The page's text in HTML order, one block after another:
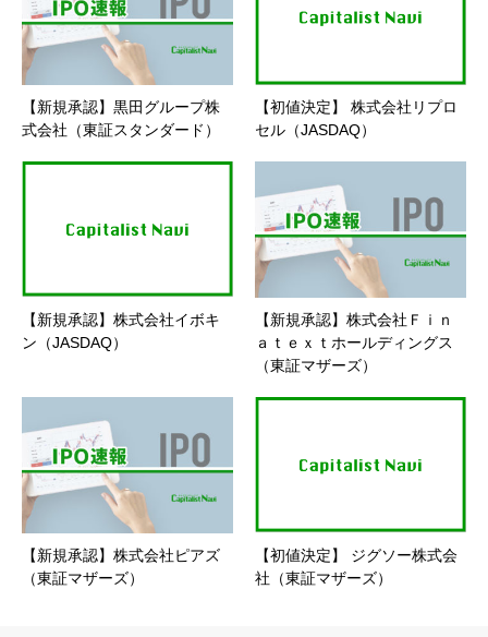
【新規承認】黒田グループ株
式会社（東証スタンダード）
【初値決定】 株式会社リプロ
セル（JASDAQ）
【新規承認】株式会社イボキ
ン（JASDAQ）
【新規承認】株式会社Ｆｉｎ
ａｔｅｘｔホールディングス
（東証マザーズ）
【新規承認】株式会社ピアズ
（東証マザーズ）
【初値決定】 ジグソー株式会
社（東証マザーズ）